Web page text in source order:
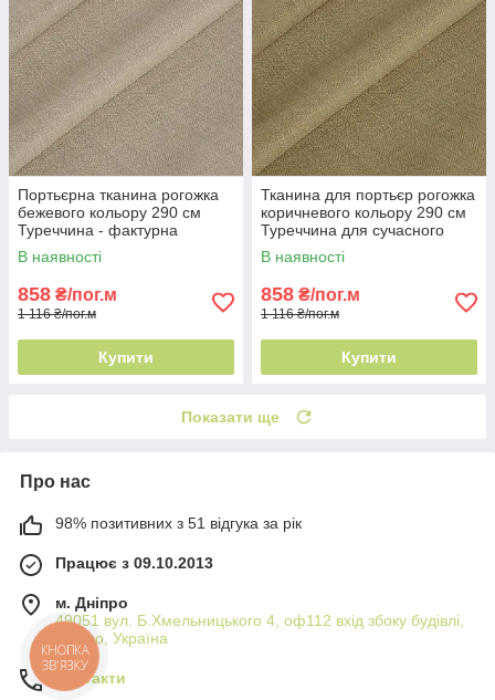
Портьєрна тканина рогожка
бежевого кольору 290 см
Туреччина - фактурна
поверхня
В наявності
858 ₴/пог.м
1 116 ₴/пог.м
Купити
Тканина для портьєр рогожка
коричневого кольору 290 см
Туреччина для сучасного
інтер'єру
В наявності
858 ₴/пог.м
1 116 ₴/пог.м
Купити
Показати ще
Про нас
98% позитивних з 51 відгука за рік
Працює з 09.10.2013
м. Дніпро
49051 вул. Б.Хмельницького 4, оф112 вхід збоку будівлі,
Дніпро, Україна
Контакти
КНОПКА
ЗВ'ЯЗКУ